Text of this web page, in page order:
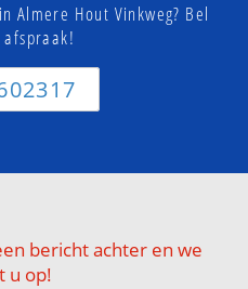
Almere Hout Vinkweg? Bel
bericht achter en we
u op!